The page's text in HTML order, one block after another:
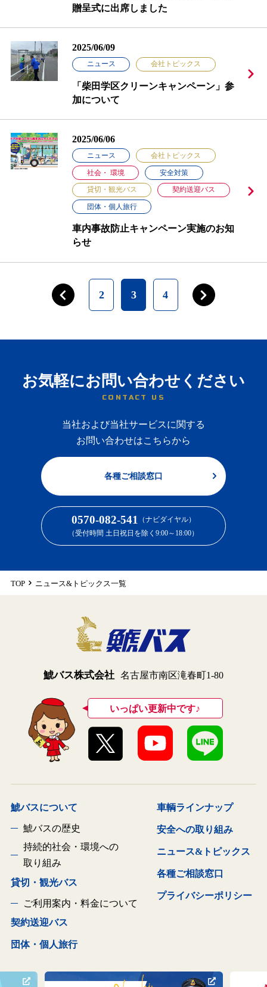
贈呈式に出席しました
2025/06/09
ニュース 会社トピックス
「柴田学区クリーンキャンペーン」参
加について
2025/06/06
ニュース 会社トピックス
社会・ 環境 安全対策
貸切・観光バス 契約送迎バス
団体・個人旅行
車内事故防止キャンペーン実施のお知
らせ
2 3 4
お気軽にお問い合わせください
CONTACT US
当社および当社サービスに関する
お問い合わせはこちらから
各種ご相談窓口
0570-082-541
（ナビダイヤル）
（受付時間 土日祝日を除く9:00～18:00）
TOP ニュース&トピックス一覧
鯱バス株式会社 名古屋市南区滝春町1-80
いっぱい更新中です♪
鯱バスについて
鯱バスの歴史
持続的社会・環境への
取り組み
貸切・観光バス
ご利用案内・料金について
契約送迎バス
団体・個人旅行
車輌ラインナップ
安全への取り組み
ニュース&トピックス
各種ご相談窓口
プライバシーポリシー